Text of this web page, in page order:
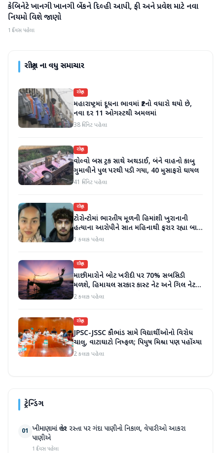
રાષ્ટ્રીય
કેબિનેટે ખાનગી ખાનગી બેંકને દિલ્હી આપી, ફી અને પ્રવેશ માટે નવા
નિયમો વિશે જાણો
1 દિવસ પહેલા
રાષ્ટ્રીયના વધુ સમાચાર
રાષ્ટ્રીય
મહારાષ્ટ્રમાં દૂધના ભાવમાં ₹2નો વધારો થયો છે,
નવા દર 11 ઓગસ્ટથી અમલમાં
38 મિનિટ પહેલા
રાષ્ટ્રીય
વોલ્વો બસ ટ્રક સાથે અથડાઈ, બંને વાહનો કાબુ
ગુમાવીને પુલ પરથી પડી ગયા, 40 મુસાફરો ઘાયલ
41 મિનિટ પહેલા
રાષ્ટ્રીય
ટોરોન્ટોમાં ભારતીય મૂળની હિમાંશી ખુરાનાની
હત્યાના આરોપીને સાત મહિનાથી ફરાર રહ્યા બાદ
ધરપકડ કરવામાં આવી
1 કલાક પહેલા
રાષ્ટ્રીય
માછીમારોને બોટ ખરીદી પર 70% સબસિડી
મળશે, હિમાચલ સરકાર કાસ્ટ નેટ અને ગિલ નેટ
પર 90% સબસિડી આપશે
2 કલાક પહેલા
રાષ્ટ્રીય
JPSC-JSSC કૌભાંડ સામે વિદ્યાર્થીઓનો વિરોધ
ચાલુ, વાટાઘાટો નિષ્ફળ; પિયુષ મિશ્રા પણ પહોંચ્યા
2 કલાક પહેલા
ટ્રેન્ડિંગ
01 ખીમાણામાં જાહેર રસ્તા પર ગંદા પાણીનો નિકાલ, વેપારીઓ આકરા
પાણીએ
1 દિવસ પહેલા